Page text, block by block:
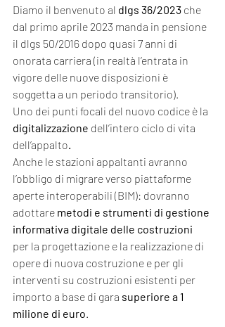
Diamo il benvenuto al dlgs 36/2023 che
dal primo aprile 2023 manda in pensione
il dlgs 50/2016 dopo quasi 7 anni di
onorata carriera (in realtà l’entrata in
vigore delle nuove disposizioni è
soggetta a un periodo transitorio).
Uno dei punti focali del nuovo codice è la
digitalizzazione dell’intero ciclo di vita
dell’appalto.
Anche le stazioni appaltanti avranno
l’obbligo di migrare verso piattaforme
aperte interoperabili (BIM): dovranno
adottare metodi e strumenti di gestione
informativa digitale delle costruzioni
per la progettazione e la realizzazione di
opere di nuova costruzione e per gli
interventi su costruzioni esistenti per
importo a base di gara superiore a 1
milione di euro.